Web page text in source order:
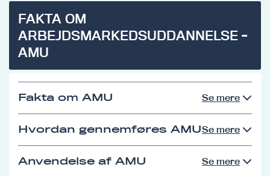
FAKTA OM
ARBEJDSMARKEDSUDDANNELSE -
AMU
Fakta om AMU Se mere
Hvordan gennemføres AMUSe mere
Anvendelse af AMU Se mere